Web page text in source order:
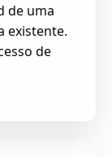
de uma
existente.
de